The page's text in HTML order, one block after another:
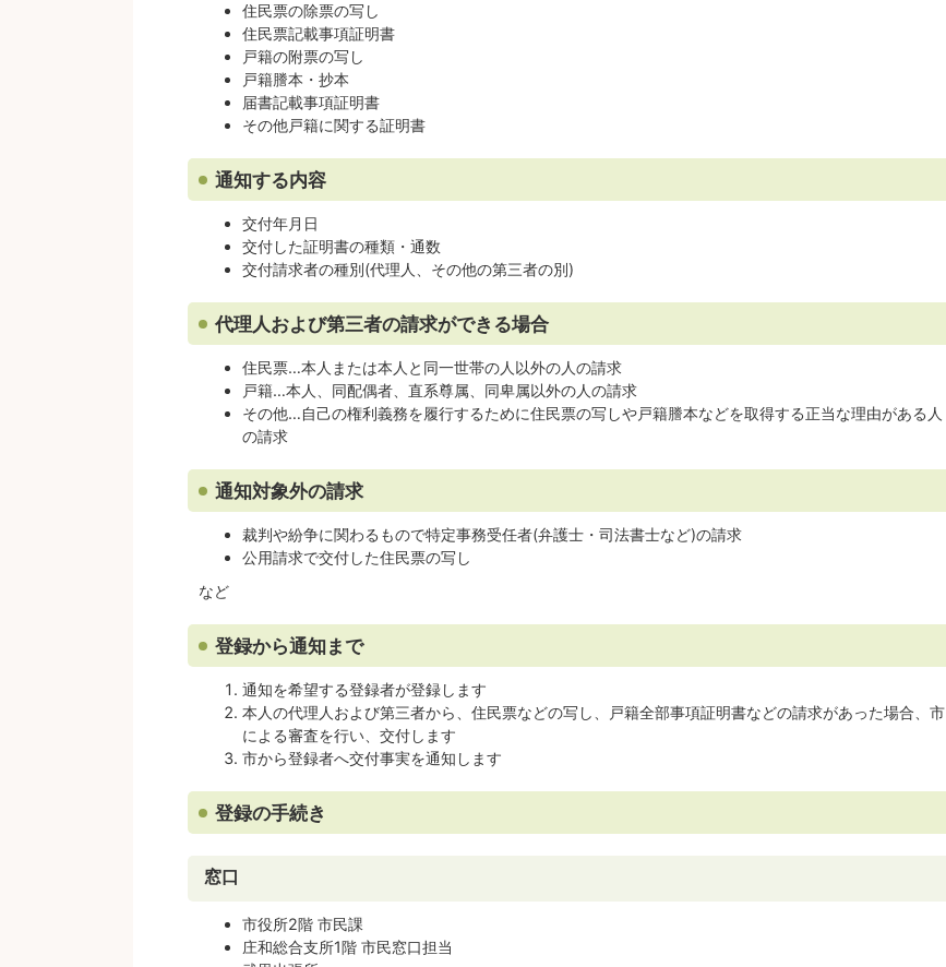
住民票の除票の写し
住民票記載事項証明書
戸籍の附票の写し
戸籍謄本・抄本
届書記載事項証明書
その他戸籍に関する証明書
通知する内容
交付年月日
交付した証明書の種類・通数
交付請求者の種別(代理人、その他の第三者の別)
代理人および第三者の請求ができる場合
住民票…本人または本人と同一世帯の人以外の人の請求
戸籍…本人、同配偶者、直系尊属、同卑属以外の人の請求
その他…自己の権利義務を履行するために住民票の写しや戸籍謄本などを取得する正当な理由がある人
の請求
通知対象外の請求
裁判や紛争に関わるもので特定事務受任者(弁護士・司法書士など)の請求
公用請求で交付した住民票の写し
など
登録から通知まで
通知を希望する登録者が登録します
本人の代理人および第三者から、住民票などの写し、戸籍全部事項証明書などの請求があった場合、市
による審査を行い、交付します
市から登録者へ交付事実を通知します
登録の手続き
窓口
市役所2階 市民課
庄和総合支所1階 市民窓口担当